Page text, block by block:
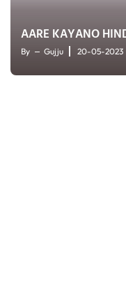
AARE KAYANO
By Gujju 20-05-2023